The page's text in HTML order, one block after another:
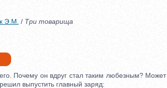
Э.М. / Три товарища
Почему он вдруг стал таким любезным? Может
выпустить главный заряд: